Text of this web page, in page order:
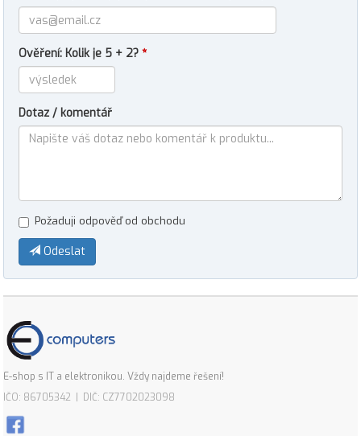
Ověření: Kolik je 5 + 2? *
Dotaz / komentář
Požaduji odpověď od obchodu
Odeslat
E-shop s IT a elektronikou. Vždy najdeme řešení!
IČO: 86705342 | DIČ: CZ7702023098